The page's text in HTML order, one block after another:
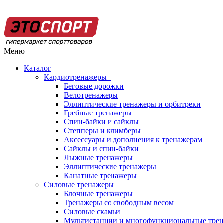
Меню
Каталог
Кардиотренажеры
Беговые дорожки
Велотренажеры
Эллиптические тренажеры и орбитреки
Гребные тренажеры
Спин-байки и сайклы
Степперы и климберы
Аксессуары и дополнения к тренажерам
Сайклы и спин-байки
Лыжные тренажеры
Эллиптические тренажеры
Канатные тренажеры
Силовые тренажеры
Блочные тренажеры
Тренажеры со свободным весом
Силовые скамьи
Мультистанции и многофункциональные